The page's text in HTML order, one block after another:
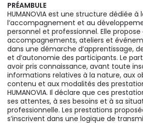
PRÉAMBULE
HUMANOVIA est une structure dédiée
l’accompagnement et au
personnel et professionnel. Elle
accompagnements, ateliers et
dans une démarche d’apprentissage,
et d’autonomie des participants. Le
avoir pris connaissance, avant toute
informations relatives à la nature, aux
contenu et aux modalités des
HUMANOVIA. Il déclare que ces
ses attentes, à ses besoins et à sa
professionnelle. Les prestations
s’inscrivent dans une logique de